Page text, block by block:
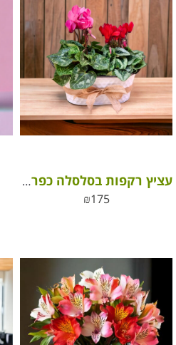
עציץ רקפות בסלסלה כפרית
₪175